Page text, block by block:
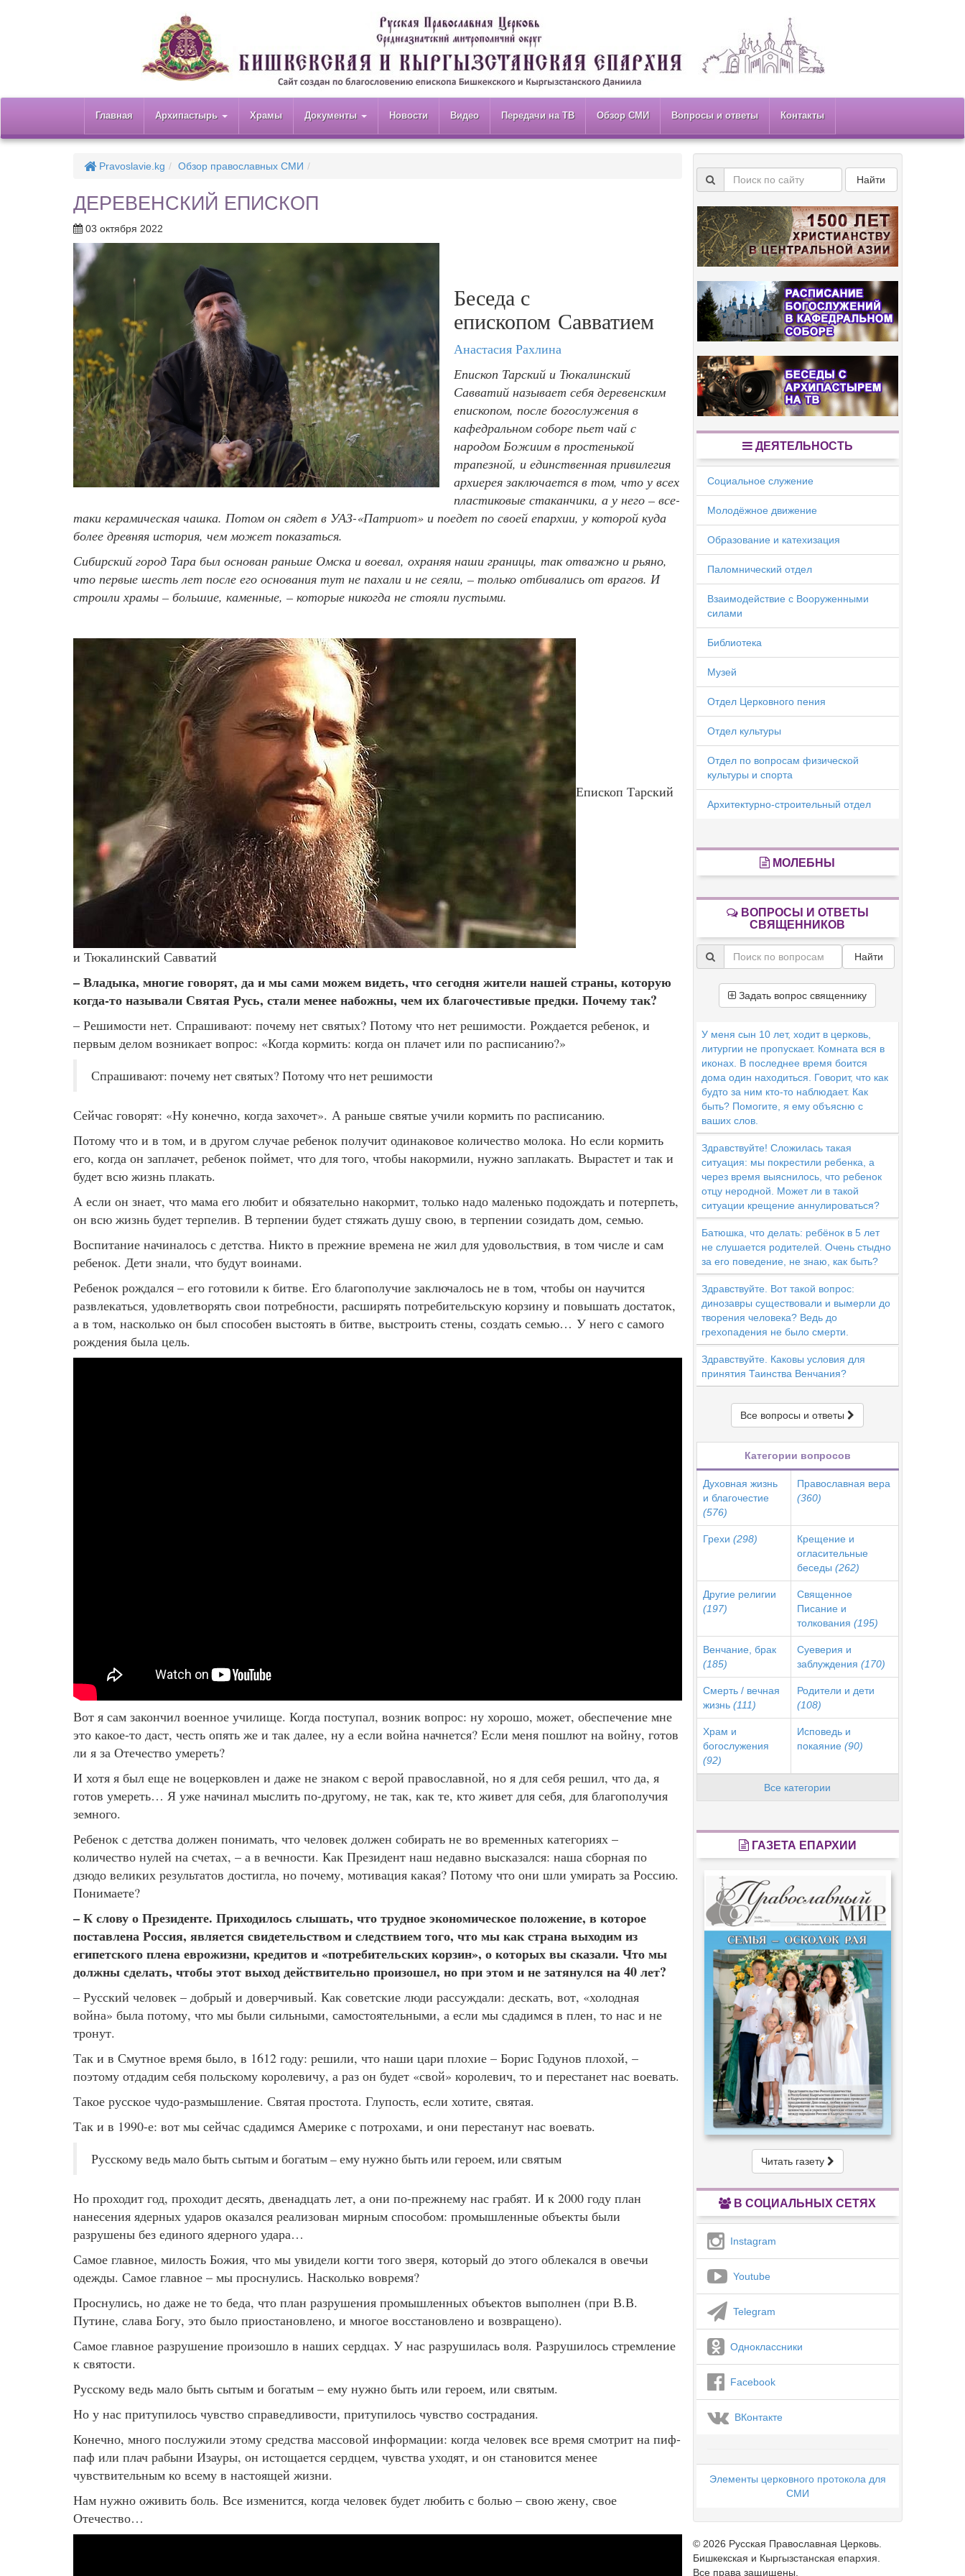
Главная Архипастырь Храмы Документы Новости Видео Передачи на ТВ Обзор СМИ Вопросы и ответы Контакты
Pravoslavie.kg Обзор православных СМИ
ДЕРЕВЕНСКИЙ ЕПИСКОП
03 октября 2022
Беседа с
епископом Савватием
Анастасия Рахлина
Епископ Тарский и Тюкалинский
Савватий называет себя деревенским
епископом, после богослужения в
кафедральном соборе пьет чай с
народом Божиим в простенькой
трапезной, и единственная привилегия
архиерея заключается в том, что у всех
пластиковые стаканчики, а у него – все-
таки керамическая чашка. Потом он сядет в УАЗ-«Патриот» и поедет по своей епархии, у которой куда
более древняя история, чем может показаться.
Сибирский город Тара был основан раньше Омска и воевал, охраняя наши границы, так отважно и рьяно,
что первые шесть лет после его основания тут не пахали и не сеяли, – только отбивались от врагов. И
строили храмы – большие, каменные, – которые никогда не стояли пустыми.
Епископ Тарский
и Тюкалинский Савватий
– Владыка, многие говорят, да и мы сами можем видеть, что сегодня жители нашей страны, которую
когда-то называли Святая Русь, стали менее набожны, чем их благочестивые предки. Почему так?
– Решимости нет. Спрашивают: почему нет святых? Потому что нет решимости. Рождается ребенок, и
первым делом возникает вопрос: «Когда кормить: когда он плачет или по расписанию?»
Спрашивают: почему нет святых? Потому что нет решимости
Сейчас говорят: «Ну конечно, когда захочет». А раньше святые учили кормить по расписанию.
Потому что и в том, и в другом случае ребенок получит одинаковое количество молока. Но если кормить
его, когда он заплачет, ребенок поймет, что для того, чтобы накормили, нужно заплакать. Вырастет и так и
будет всю жизнь плакать.
А если он знает, что мама его любит и обязательно накормит, только надо маленько подождать и потерпеть,
он всю жизнь будет терпелив. В терпении будет стяжать душу свою, в терпении созидать дом, семью.
Воспитание начиналось с детства. Никто в прежние времена не жил для удовольствия, в том числе и сам
ребенок. Дети знали, что будут воинами.
Ребенок рождался – его готовили к битве. Его благополучие заключалось не в том, чтобы он научится
развлекаться, удовлетворять свои потребности, расширять потребительскую корзину и повышать достаток,
а в том, насколько он был способен выстоять в битве, выстроить стены, создать семью… У него с самого
рождения была цель.
Вот я сам закончил военное училище. Когда поступал, возник вопрос: ну хорошо, может, обеспечение мне
это какое-то даст, честь опять же и так далее, ну а если война начнется? Если меня пошлют на войну, готов
ли я за Отечество умереть?
И хотя я был еще не воцерковлен и даже не знаком с верой православной, но я для себя решил, что да, я
готов умереть… Я уже начинал мыслить по-другому, не так, как те, кто живет для себя, для благополучия
земного.
Ребенок с детства должен понимать, что человек должен собирать не во временных категориях –
количество нулей на счетах, – а в вечности. Как Президент наш недавно высказался: наша сборная по
дзюдо великих результатов достигла, но почему, мотивация какая? Потому что они шли умирать за Россию.
Понимаете?
– К слову о Президенте. Приходилось слышать, что трудное экономическое положение, в которое
поставлена Россия, является свидетельством и следствием того, что мы как страна выходим из
египетского плена еврожизни, кредитов и «потребительских корзин», о которых вы сказали. Что мы
должны сделать, чтобы этот выход действительно произошел, но при этом и не затянулся на 40 лет?
– Русский человек – добрый и доверчивый. Как советские люди рассуждали: дескать, вот, «холодная
война» была потому, что мы были сильными, самостоятельными, а если мы сдадимся в плен, то нас и не
тронут.
Так и в Смутное время было, в 1612 году: решили, что наши цари плохие – Борис Годунов плохой, –
поэтому отдадим себя польскому королевичу, а раз он будет «свой» королевич, то и перестанет нас воевать.
Такое русское чудо-размышление. Святая простота. Глупость, если хотите, святая.
Так и в 1990-е: вот мы сейчас сдадимся Америке с потрохами, и они перестанут нас воевать.
Русскому ведь мало быть сытым и богатым – ему нужно быть или героем, или святым
Но проходит год, проходит десять, двенадцать лет, а они по-прежнему нас грабят. И к 2000 году план
нанесения ядерных ударов оказался реализован мирным способом: промышленные объекты были
разрушены без единого ядерного удара…
Самое главное, милость Божия, что мы увидели когти того зверя, который до этого облекался в овечьи
одежды. Самое главное – мы проснулись. Насколько вовремя?
Проснулись, но даже не то беда, что план разрушения промышленных объектов выполнен (при В.В.
Путине, слава Богу, это было приостановлено, и многое восстановлено и возвращено).
Самое главное разрушение произошло в наших сердцах. У нас разрушилась воля. Разрушилось стремление
к святости.
Русскому ведь мало быть сытым и богатым – ему нужно быть или героем, или святым.
Но у нас притупилось чувство справедливости, притупилось чувство сострадания.
Конечно, много послужили этому средства массовой информации: когда человек все время смотрит на пиф-
паф или плач рабыни Изауры, он истощается сердцем, чувства уходят, и он становится менее
чувствительным ко всему в настоящей жизни.
Нам нужно оживить боль. Все изменится, когда человек будет любить с болью – свою жену, свое
Отечество…
Найти
ДЕЯТЕЛЬНОСТЬ
Социальное служение
Молодёжное движение
Образование и катехизация
Паломнический отдел
Взаимодействие с Вооруженными
силами
Библиотека
Музей
Отдел Церковного пения
Отдел культуры
Отдел по вопросам физической
культуры и спорта
Архитектурно-строительный отдел
МОЛЕБНЫ
ВОПРОСЫ И ОТВЕТЫ
СВЯЩЕННИКОВ
Найти
Задать вопрос священнику
У меня сын 10 лет, ходит в церковь,
литургии не пропускает. Комната вся в
иконах. В последнее время боится
дома один находиться. Говорит, что как
будто за ним кто-то наблюдает. Как
быть? Помогите, я ему объясню с
ваших слов.
Здравствуйте! Сложилась такая
ситуация: мы покрестили ребенка, а
через время выяснилось, что ребенок
отцу неродной. Может ли в такой
ситуации крещение аннулироваться?
Батюшка, что делать: ребёнок в 5 лет
не слушается родителей. Очень стыдно
за его поведение, не знаю, как быть?
Здравствуйте. Вот такой вопрос:
динозавры существовали и вымерли до
творения человека? Ведь до
грехопадения не было смерти.
Здравствуйте. Каковы условия для
принятия Таинства Венчания?
Все вопросы и ответы
Категории вопросов
Духовная жизнь
и благочестие
(576)
Православная вера
(360)
Грехи (298)
Крещение и
огласительные
беседы (262)
Другие религии
(197)
Священное
Писание и
толкования (195)
Венчание, брак
(185)
Суеверия и
заблуждения (170)
Смерть / вечная
жизнь (111)
Родители и дети
(108)
Храм и
богослужения
(92)
Исповедь и
покаяние (90)
Все категории
ГАЗЕТА ЕПАРХИИ
Читать газету
В СОЦИАЛЬНЫХ СЕТЯХ
Instagram
Youtube
Telegram
Одноклассники
Facebook
ВКонтакте
Элементы церковного протокола для
СМИ
© 2026 Русская Православная Церковь.
Бишкекская и Кыргызстанская епархия.
Все права защищены.